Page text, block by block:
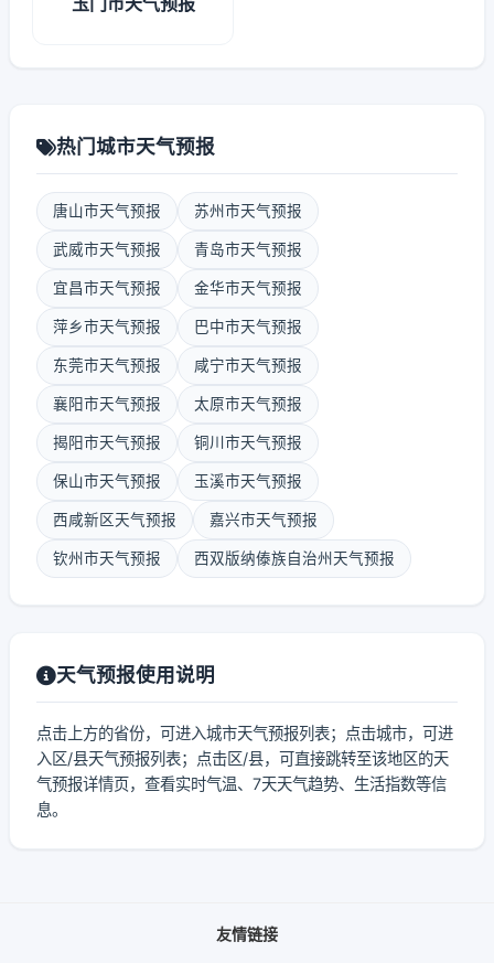
热门城市天气预报
唐山市天气预报 苏州市天气预报
武威市天气预报 青岛市天气预报
宜昌市天气预报 金华市天气预报
萍乡市天气预报 巴中市天气预报
东莞市天气预报 咸宁市天气预报
襄阳市天气预报 太原市天气预报
揭阳市天气预报 铜川市天气预报
保山市天气预报 玉溪市天气预报
西咸新区天气预报 嘉兴市天气预报
钦州市天气预报 西双版纳傣族自治州天气预报
天气预报使用说明
点击上方的省份，可进入城市天气预报列表；点击城市，可进
入区/县天气预报列表；点击区/县，可直接跳转至该地区的天
气预报详情页，查看实时气温、7天天气趋势、生活指数等信
息。
友情链接